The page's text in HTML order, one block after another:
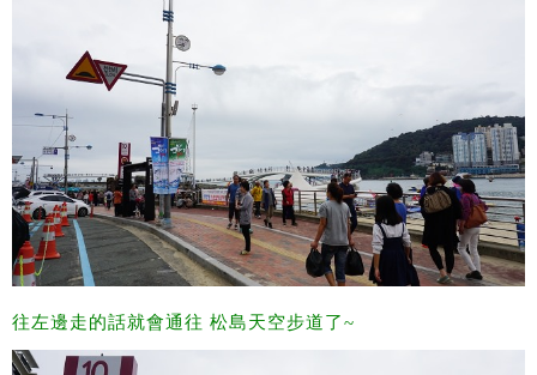
往左邊走的話就會通往 松島天空步道了~